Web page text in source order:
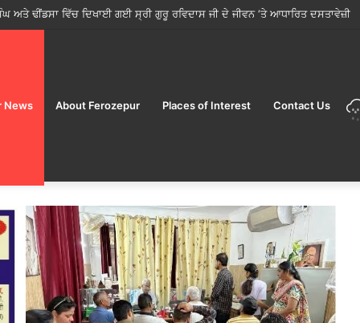
ਦੇ ਸੀਜ਼ਨ ਵਿੱਚ ਮੁਹਿੰਮ ਸ਼ੁਰੂ; ਜਨਤਾ ਨੂੰ ਸਿਰਫ਼ ਲਾਇਸੰਸਸ਼ੁਦਾ ਵਿਕਰੇਤਾਵਾਂ ਤੋਂ ਹੀ ਭੋਜਨ
News About Ferozepur Places of Interest Contact Us